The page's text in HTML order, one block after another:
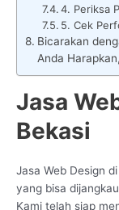
4. Periksa
5. Cek
Bicarakan
Anda
Jasa
Bekasi
Jasa Web Design
yang bisa
Kami telah siap